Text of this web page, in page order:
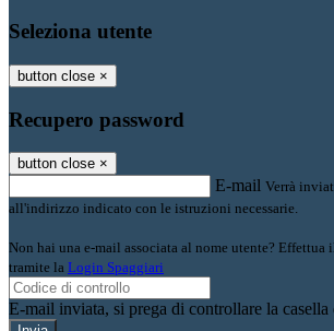
Seleziona utente
button close ×
Recupero password
button close ×
E-mail Verrà
all'indirizzo indicato con le istruzioni necessarie.
Non hai una e-mail associata al nome utente? Effettua
tramite la Login Spaggiari
E-mail inviata, si prega di controllare la casella